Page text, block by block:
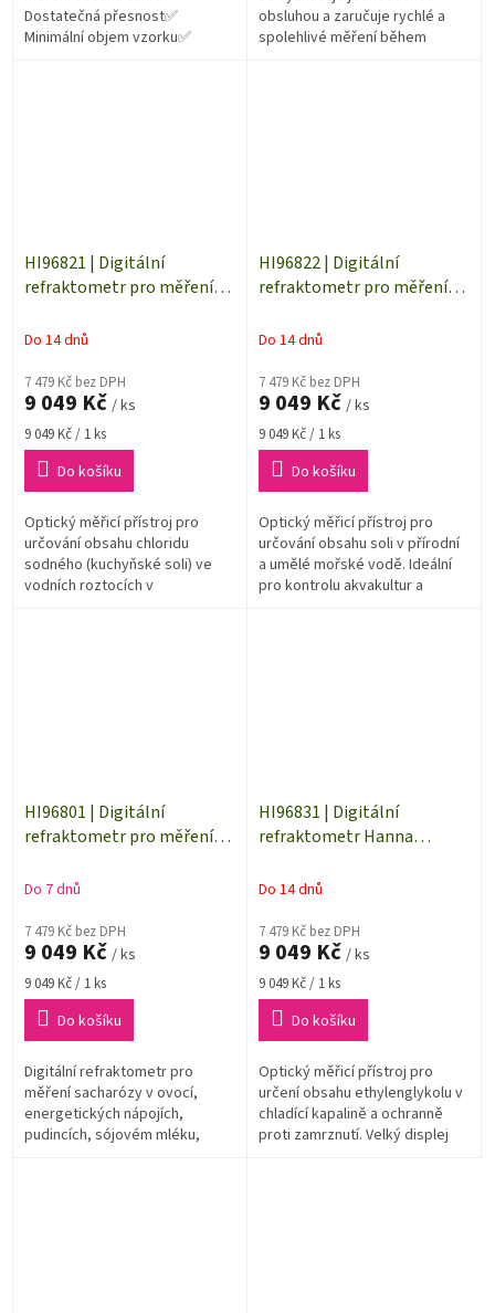
Dostatečná přesnost✅
Minimální objem vzorku✅
obsluhou a zaručuje rychlé a
spolehlivé měření během
HI96821 | Digitální
refraktometr pro měření
Do 14 dnů
7 479 Kč bez DPH
9 049 Kč / ks
Měrná
cena:
9 049 Kč / 1 ks
Do košíku
Optický měřicí přístroj pro
určování obsahu chloridu
sodného (kuchyňské soli) ve
vodních roztocích v
HI96822 | Digitální
refraktometr pro měření
mořské vody
Do 14 dnů
7 479 Kč bez DPH
9 049 Kč / ks
Měrná
cena:
9 049 Kč / 1 ks
Do košíku
Optický měřicí přístroj pro
určování obsahu soli v přírodní
a umělé mořské vodě. Ideální
pro kontrolu akvakultur a
HI96801 | Digitální
refraktometr pro měření
Do 7 dnů
7 479 Kč bez DPH
9 049 Kč / ks
Měrná
cena:
9 049 Kč / 1 ks
Do košíku
Digitální refraktometr pro
měření sacharózy v ovocí,
energetických nápojích,
pudincích, sójovém mléku,
HI96831 | Digitální
refraktometr Hanna
ethylenglykol
Do 14 dnů
7 479 Kč bez DPH
9 049 Kč / ks
Měrná
cena:
9 049 Kč / 1 ks
Do košíku
Optický měřicí přístroj pro
určení obsahu ethylenglykolu v
chladící kapalině a ochranně
proti zamrznutí. Velký displej